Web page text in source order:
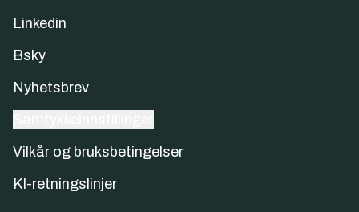
Linkedin
Bsky
Nyhetsbrev
Vilkår og bruksbetingelser
KI-retningslinjer